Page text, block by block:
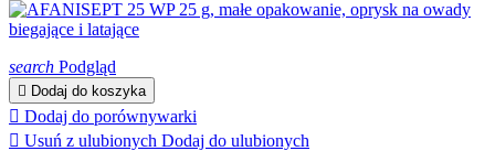
search Podgląd
 Dodaj do koszyka
 Dodaj do porównywarki
 Usuń z ulubionych Dodaj do ulubionych